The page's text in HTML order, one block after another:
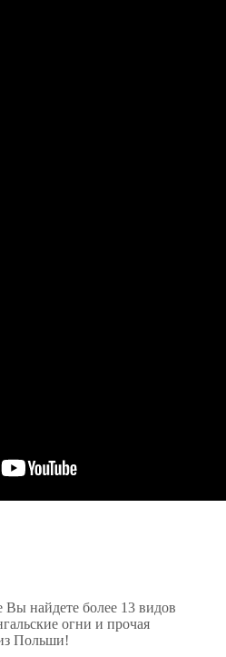
найдете более 13 видов
огни и прочая
Польши!